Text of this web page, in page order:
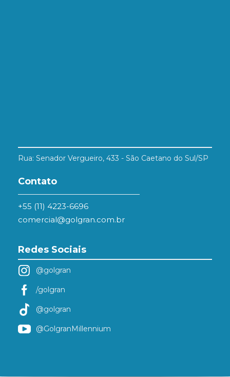
Rua: Senador Vergueiro, 433 - São Caetano do Sul/SP
Contato
+55 (11) 4223-6696
comercial@golgran.com.br
Redes Sociais
@golgran
/golgran
@golgran
@GolgranMillennium